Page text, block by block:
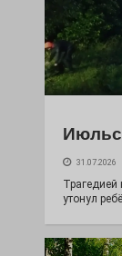
31.07.2026
Трагедией
утонул